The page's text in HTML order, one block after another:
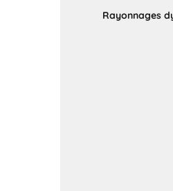
Rayonnages